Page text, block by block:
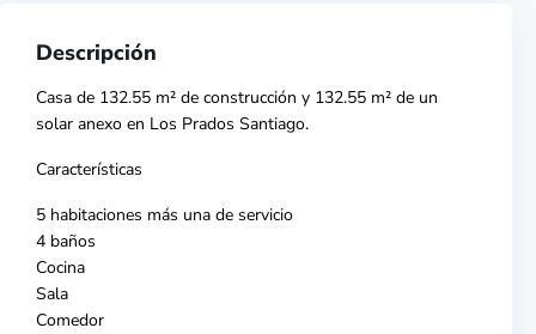
Descripción
Casa de 132.55 m² de construcción y 132.55 m² de un
solar anexo en Los Prados Santiago.
Características
5 habitaciones más una de servicio
4 baños
Cocina
Sala
Comedor